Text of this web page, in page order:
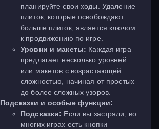
планируйте свои ходы. Удаление
плиток, которые освобождают
больше плиток, является ключом
к продвижению по игре.
Уровни и макеты: Каждая игра
предлагает несколько уровней
или макетов с возрастающей
сложностью, начиная от простых
до более сложных узоров.
Подсказки и особые функции:
Подсказки: Если вы застряли, во
многих играх есть кнопки